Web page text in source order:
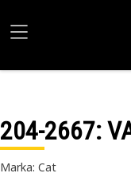
204-2667:
Marka: Cat